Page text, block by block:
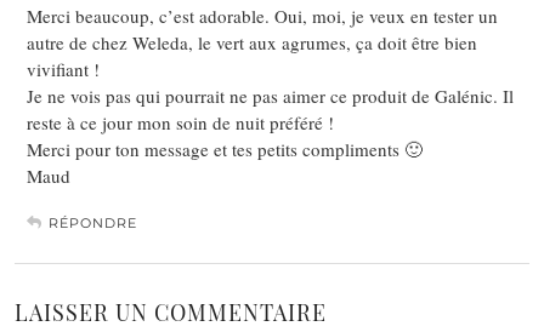
Merci beaucoup, c’est adorable. Oui, moi, je veux en tester un
autre de chez Weleda, le vert aux agrumes, ça doit être bien
vivifiant !
Je ne vois pas qui pourrait ne pas aimer ce produit de Galénic. Il
reste à ce jour mon soin de nuit préféré !
Merci pour ton message et tes petits compliments 🙂
Maud
RÉPONDRE
LAISSER UN COMMENTAIRE